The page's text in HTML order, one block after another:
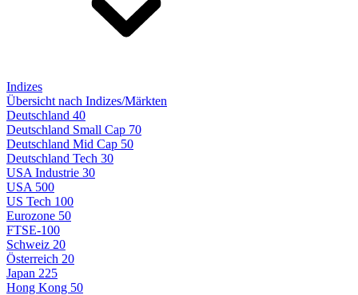
Indizes
Übersicht nach Indizes/Märkten
Deutschland 40
Deutschland Small Cap 70
Deutschland Mid Cap 50
Deutschland Tech 30
USA Industrie 30
USA 500
US Tech 100
Eurozone 50
FTSE-100
Schweiz 20
Österreich 20
Japan 225
Hong Kong 50